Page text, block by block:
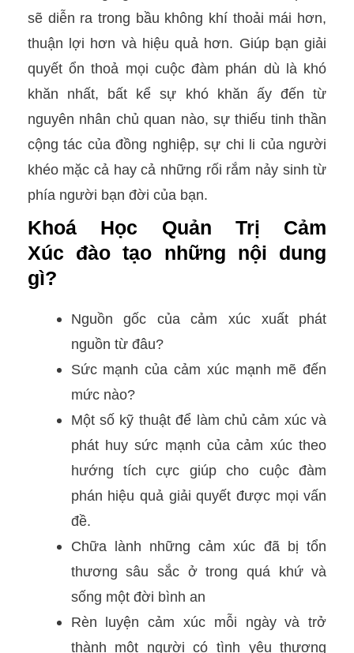
sẽ diễn ra trong bầu không khí thoải mái hơn,
thuận lợi hơn và hiệu quả hơn. Giúp bạn giải
quyết ổn thoả mọi cuộc đàm phán dù là khó
khăn nhất, bất kể sự khó khăn ấy đến từ
nguyên nhân chủ quan nào, sự thiếu tinh thần
cộng tác của đồng nghiệp, sự chi li của người
khéo mặc cả hay cả những rối rắm nảy sinh từ
phía người bạn đời của bạn.
Khoá Học Quản Trị Cảm
Xúc đào tạo những nội dung
gì?
Nguồn gốc của cảm xúc xuất phát
nguồn từ đâu?
Sức mạnh của cảm xúc mạnh mẽ đến
mức nào?
Một số kỹ thuật để làm chủ cảm xúc và
phát huy sức mạnh của cảm xúc theo
hướng tích cực giúp cho cuộc đàm
phán hiệu quả giải quyết được mọi vấn
đề.
Chữa lành những cảm xúc đã bị tổn
thương sâu sắc ở trong quá khứ và
sống một đời bình an
Rèn luyện cảm xúc mỗi ngày và trở
thành một người có tình yêu thương